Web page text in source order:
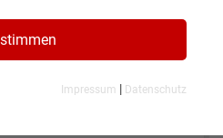
SPA
Impressum | Datenschutz